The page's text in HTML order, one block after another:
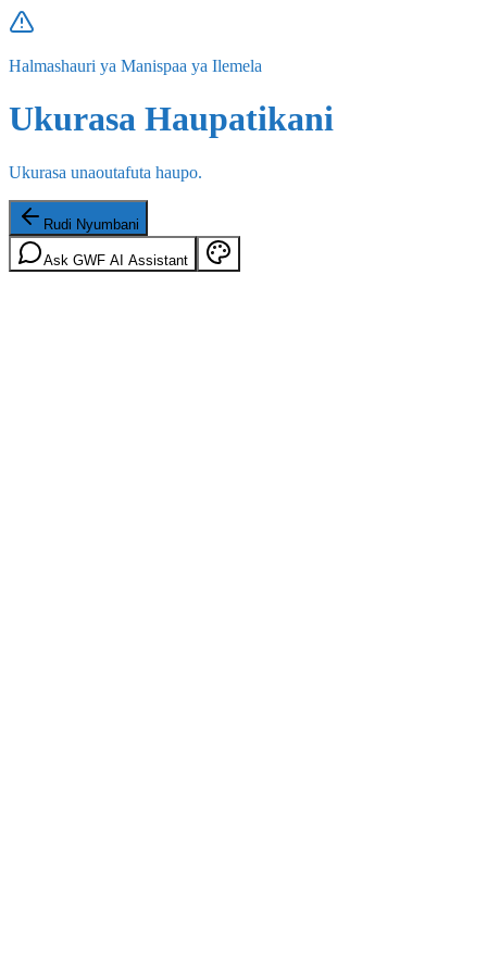
Halmashauri ya Manispaa ya Ilemela
Ukurasa Haupatikani
Ukurasa unaoutafuta haupo.
Rudi Nyumbani
Ask GWF AI Assistant